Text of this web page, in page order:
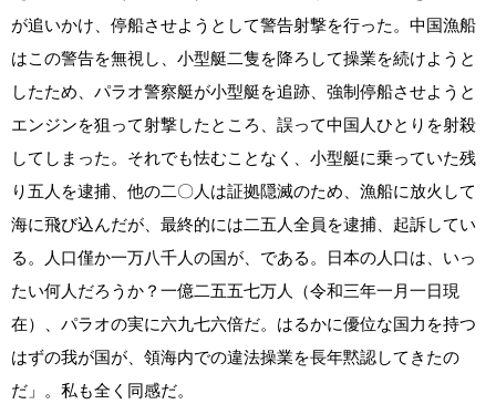
が追いかけ、停船させようとして警告射撃を行った。中国漁船
はこの警告を無視し、小型艇二隻を降ろして操業を続けようと
したため、パラオ警察艇が小型艇を追跡、強制停船させようと
エンジンを狙って射撃したところ、誤って中国人ひとりを射殺
してしまった。それでも怯むことなく、小型艇に乗っていた残
り五人を逮捕、他の二〇人は証拠隠滅のため、漁船に放火して
海に飛び込んだが、最終的には二五人全員を逮捕、起訴してい
る。人口僅か一万八千人の国が、である。日本の人口は、いっ
たい何人だろうか？一億二五五七万人（令和三年一月一日現
在）、パラオの実に六九七六倍だ。はるかに優位な国力を持つ
はずの我が国が、領海内での違法操業を長年黙認してきたの
だ」。私も全く同感だ。